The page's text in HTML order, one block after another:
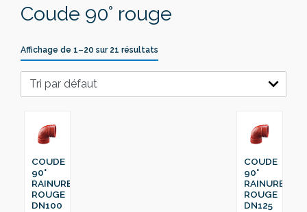
Coude 90° rouge
Affichage de 1–20 sur 21 résultats
COUDE
90°
RAINURE
ROUGE
DN100
COUDE
90°
RAINURE
ROUGE
DN125